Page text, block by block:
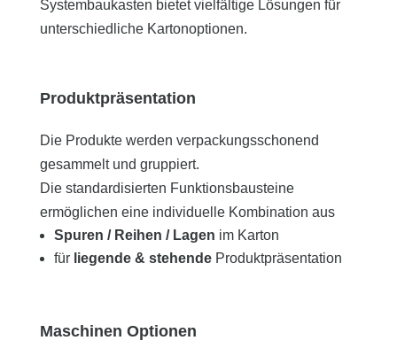
Systembaukasten bietet vielfältige Lösungen für
unterschiedliche Kartonoptionen.
Produktpräsentation
Die Produkte werden verpackungsschonend
gesammelt und gruppiert.
Die standardisierten Funktionsbausteine
ermöglichen eine individuelle Kombination aus
Spuren / Reihen / Lagen im Karton
für liegende & stehende Produktpräsentation
Maschinen Optionen